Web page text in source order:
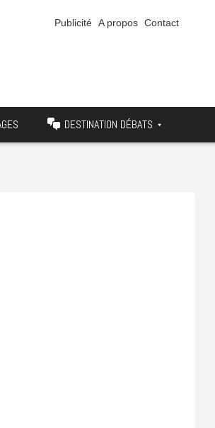
Publicité A propos Contact
DESTINATION DÉBATS